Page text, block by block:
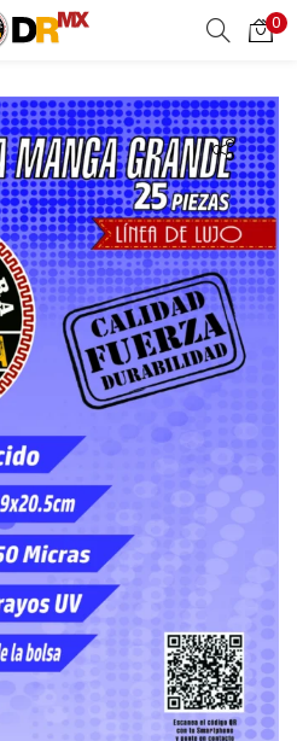
0
to login.
Login